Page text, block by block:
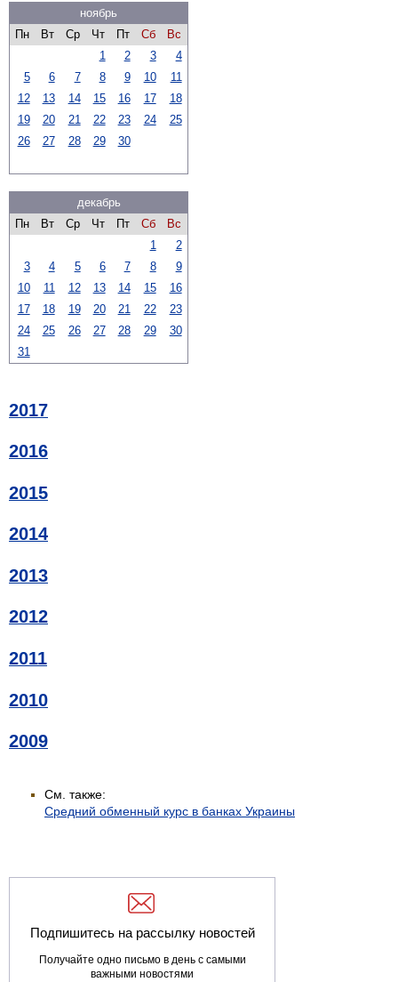
ноябрь
Пн
Вт Ср Чт Пт Сб
Вс
1
2 3
4
5
6 7 8 9 10
11
12
13 14 15 16 17
18
19
20 21 22 23 24
25
26
27 28 29 30
декабрь
Пн
Вт Ср Чт Пт Сб
Вс
1
2
3
4 5 6 7 8
9
10
11 12 13 14 15
16
17
18 19 20 21 22
23
24
25 26 27 28 29
30
31
2017
2016
2015
2014
2013
2012
2011
2010
2009
См. также:
Средний обменный курс в банках Украины
Подпишитесь на рассылку новостей
Получайте одно письмо в день с самыми
важными новостями